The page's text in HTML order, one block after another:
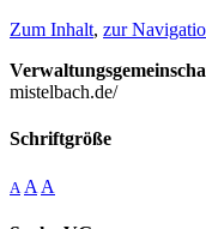
Zum Inhalt, zur
mistelbach.de/
Schriftgröße
A A A